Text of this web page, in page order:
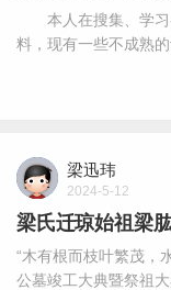
本人在搜集、学习
料，现有一些不成熟的
梁迅玮
2024-5-12
梁氏迁琼始祖梁
“木有根而枝叶繁茂，
公墓竣工大典暨祭祖大